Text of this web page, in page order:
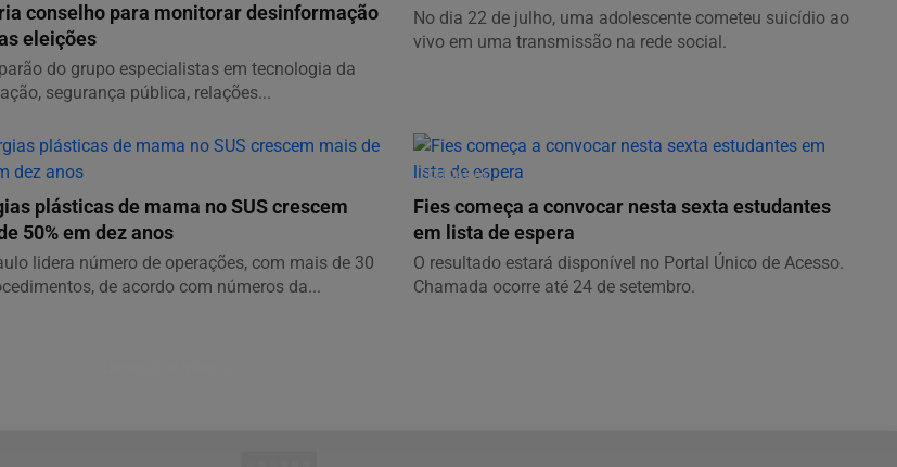
conselho para monitorar desinformação
eleições
do grupo especialistas em tecnologia da
segurança pública, relações...
No dia 22 de julho, uma adolescente cometeu suicídio ao
vivo em uma transmissão na rede social.
plásticas de mama no SUS crescem
50% em dez anos
lidera número de operações, com mais de 30
de acordo com números da...
EDUCAÇÃO
Fies começa a convocar nesta sexta estudantes
em lista de espera
O resultado estará disponível no Portal Único de Acesso.
Chamada ocorre até 24 de setembro.